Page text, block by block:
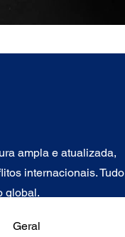
ampla e atualizada,
internacionais. Tudo
global.
Geral